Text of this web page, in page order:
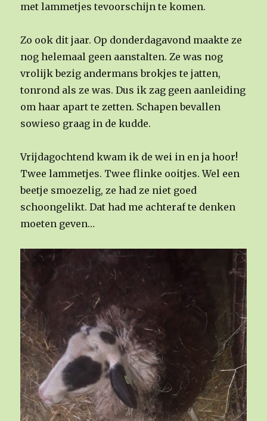
met lammetjes tevoorschijn te komen.
Zo ook dit jaar. Op donderdagavond maakte ze
nog helemaal geen aanstalten. Ze was nog
vrolijk bezig andermans brokjes te jatten,
tonrond als ze was. Dus ik zag geen aanleiding
om haar apart te zetten. Schapen bevallen
sowieso graag in de kudde.
Vrijdagochtend kwam ik de wei in en ja hoor!
Twee lammetjes. Twee flinke ooitjes. Wel een
beetje smoezelig, ze had ze niet goed
schoongelikt. Dat had me achteraf te denken
moeten geven…